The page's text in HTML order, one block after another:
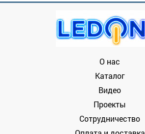
О нас
Каталог
Видео
Проекты
Сотрудничество